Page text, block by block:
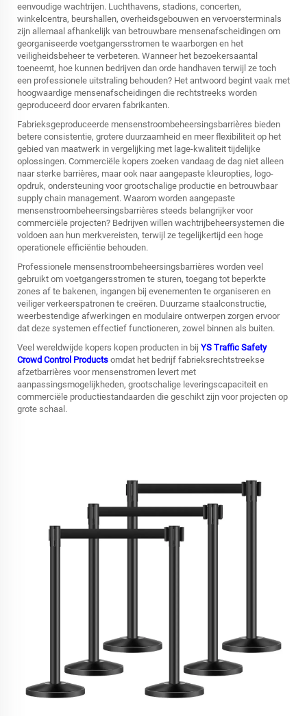
eenvoudige wachtrijen. Luchthavens, stadions, concerten,
winkelcentra, beurshallen, overheidsgebouwen en vervoersterminals
zijn allemaal afhankelijk van betrouwbare mensenafscheidingen om
georganiseerde voetgangersstromen te waarborgen en het
veiligheidsbeheer te verbeteren. Wanneer het bezoekersaantal
toeneemt, hoe kunnen bedrijven dan orde handhaven terwijl ze toch
een professionele uitstraling behouden? Het antwoord begint vaak met
hoogwaardige mensenafscheidingen die rechtstreeks worden
geproduceerd door ervaren fabrikanten.
Fabrieksgeproduceerde mensenstroombeheersingsbarrières bieden
betere consistentie, grotere duurzaamheid en meer flexibiliteit op het
gebied van maatwerk in vergelijking met lage-kwaliteit tijdelijke
oplossingen. Commerciële kopers zoeken vandaag de dag niet alleen
naar sterke barrières, maar ook naar aangepaste kleuropties, logo-
opdruk, ondersteuning voor grootschalige productie en betrouwbaar
supply chain management. Waarom worden aangepaste
mensenstroombeheersingsbarrières steeds belangrijker voor
commerciële projecten? Bedrijven willen wachtrijbeheersystemen die
voldoen aan hun merkvereisten, terwijl ze tegelijkertijd een hoge
operationele efficiëntie behouden.
Professionele mensenstroombeheersingsbarrières worden veel
gebruikt om voetgangersstromen te sturen, toegang tot beperkte
zones af te bakenen, ingangen bij evenementen te organiseren en
veiliger verkeerspatronen te creëren. Duurzame staalconstructie,
weerbestendige afwerkingen en modulaire ontwerpen zorgen ervoor
dat deze systemen effectief functioneren, zowel binnen als buiten.
Veel wereldwijde kopers kopen producten in bij YS Traffic Safety
Crowd Control Products omdat het bedrijf fabrieksrechtstreekse
afzetbarrières voor mensenstromen levert met
aanpassingsmogelijkheden, grootschalige leveringscapaciteit en
commerciële productiestandaarden die geschikt zijn voor projecten op
grote schaal.